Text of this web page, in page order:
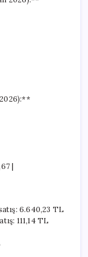
|
6.640,23 TL
111,14 TL